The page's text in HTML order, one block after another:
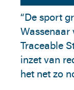
“De sport
Wassenaar
Traceable
inzet van
het net zo